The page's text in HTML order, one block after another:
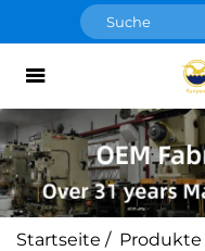
Startseite / Produkte